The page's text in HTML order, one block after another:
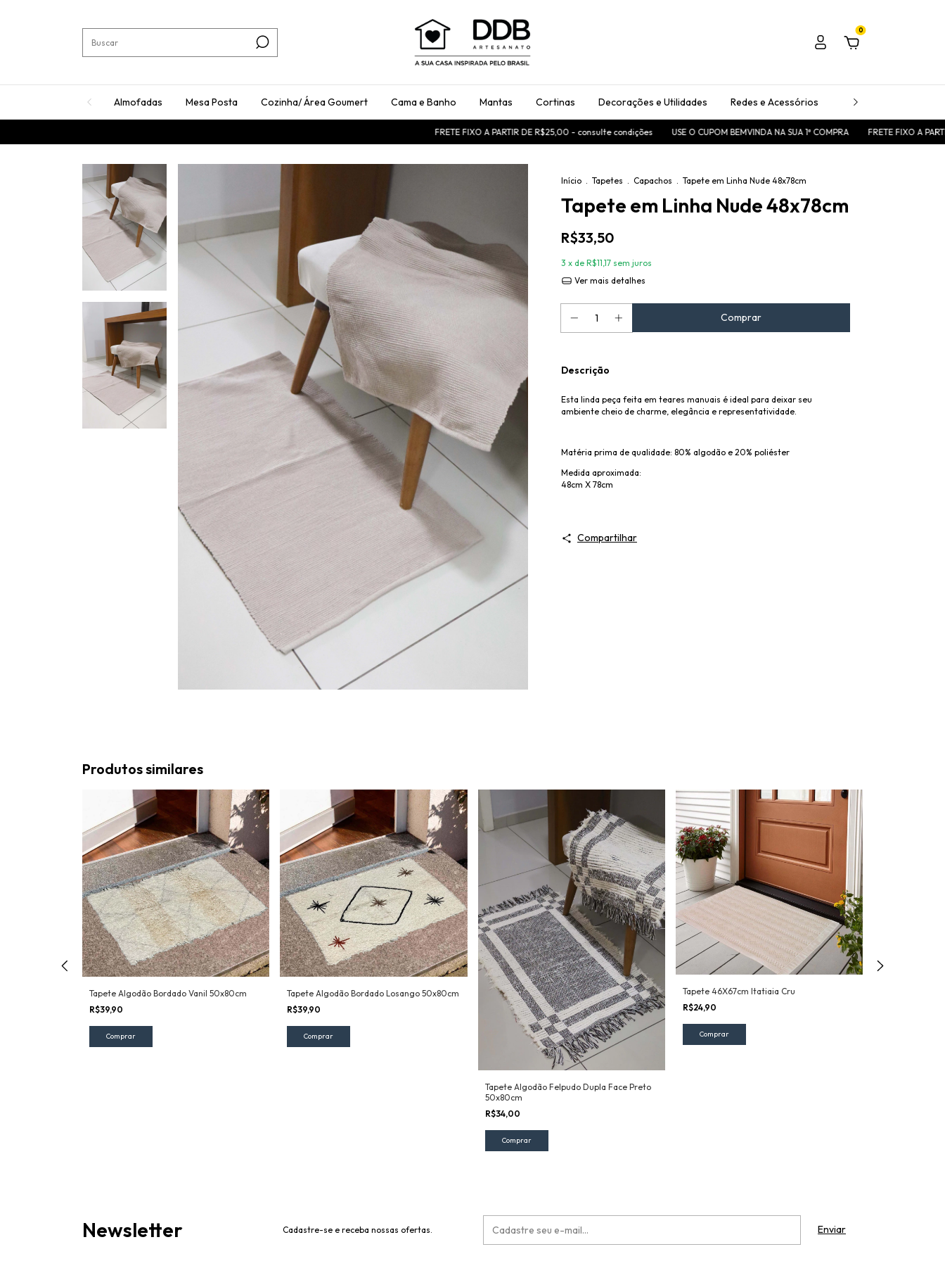
0
Almofadas Mesa Posta Cozinha/ Área Goumert Cama e Banho Mantas Cortinas Decorações e Utilidades Redes e Acessórios Passadeiras
FRETE FIXO A PARTIR DE R$25,00 - consulte condições USE O CUPOM BEMVINDA NA SUA 1ª COMPRA FRETE FIXO A PARTIR DE
Início . Tapetes . Capachos . Tapete em Linha Nude 48x78cm
Tapete em Linha Nude 48x78cm
R$33,50
3 x de R$11,17 sem juros
Ver mais detalhes
Descrição
Esta linda peça feita em teares manuais é ideal para deixar seu
ambiente cheio de charme, elegância e representatividade.
Matéria prima de qualidade: 80% algodão e 20% poliéster
Medida aproximada:
48cm X 78cm
Compartilhar
Produtos similares
Tapete Algodão Bordado Vanil 50x80cm
R$39,90
Tapete Algodão Bordado Losango 50x80cm
R$39,90
Tapete Algodão Felpudo Dupla Face Preto
50x80cm
R$34,00
Tapete 46X67cm Itatiaia Cru
R$24,90
Newsletter Cadastre-se e receba nossas ofertas.